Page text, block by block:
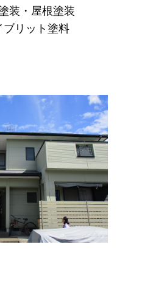
装・屋根塗装
ブリット塗料